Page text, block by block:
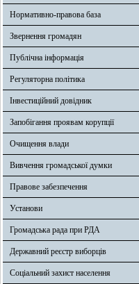
Нормативно-правова база
Звернення громадян
Публічна інформація
Регуляторна політика
Інвестиційний довідник
Запобігання проявам корупції
Очищення влади
Вивчення громадської думки
Правове забезпечення
Установи
Громадська рада при РДА
Державний реєстр виборців
Соціальний захист населення